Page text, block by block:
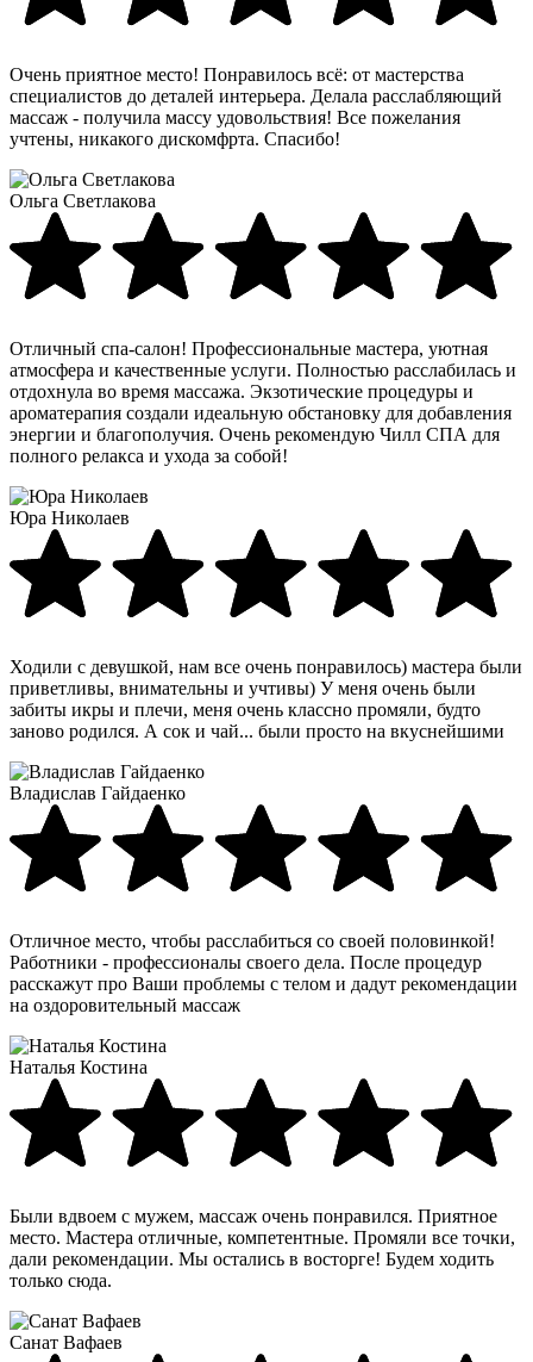
Очень приятное место! Понравилось всё: от мастерства
специалистов до деталей интерьера. Делала расслабляющий
массаж - получила массу удовольствия! Все пожелания
учтены, никакого дискомфрта. Спасибо!
Ольга Светлакова
Отличный спа-салон! Профессиональные мастера, уютная
атмосфера и качественные услуги. Полностью расслабилась и
отдохнула во время массажа. Экзотические процедуры и
ароматерапия создали идеальную обстановку для добавления
энергии и благополучия. Очень рекомендую Чилл СПА для
полного релакса и ухода за собой!
Юра Николаев
Ходили с девушкой, нам все очень понравилось) мастера были
приветливы, внимательны и учтивы) У меня очень были
забиты икры и плечи, меня очень классно промяли, будто
заново родился. А сок и чай... были просто на вкуснейшими
Владислав Гайдаенко
Отличное место, чтобы расслабиться со своей половинкой!
Работники - профессионалы своего дела. После процедур
расскажут про Ваши проблемы с телом и дадут рекомендации
на оздоровительный массаж
Наталья Костина
Были вдвоем с мужем, массаж очень понравился. Приятное
место. Мастера отличные, компетентные. Промяли все точки,
дали рекомендации. Мы остались в восторге! Будем ходить
только сюда.
Санат Вафаев